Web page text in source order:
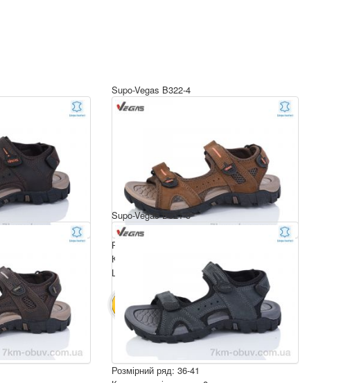
Supo-Vegas B322-4
Розмірний ряд: 36-41
Комплектація ящика: 8
Ціна за пару: 16 $
В КОШИК 128 $
Supo-Vegas B321-3
Розмірний ряд: 36-41